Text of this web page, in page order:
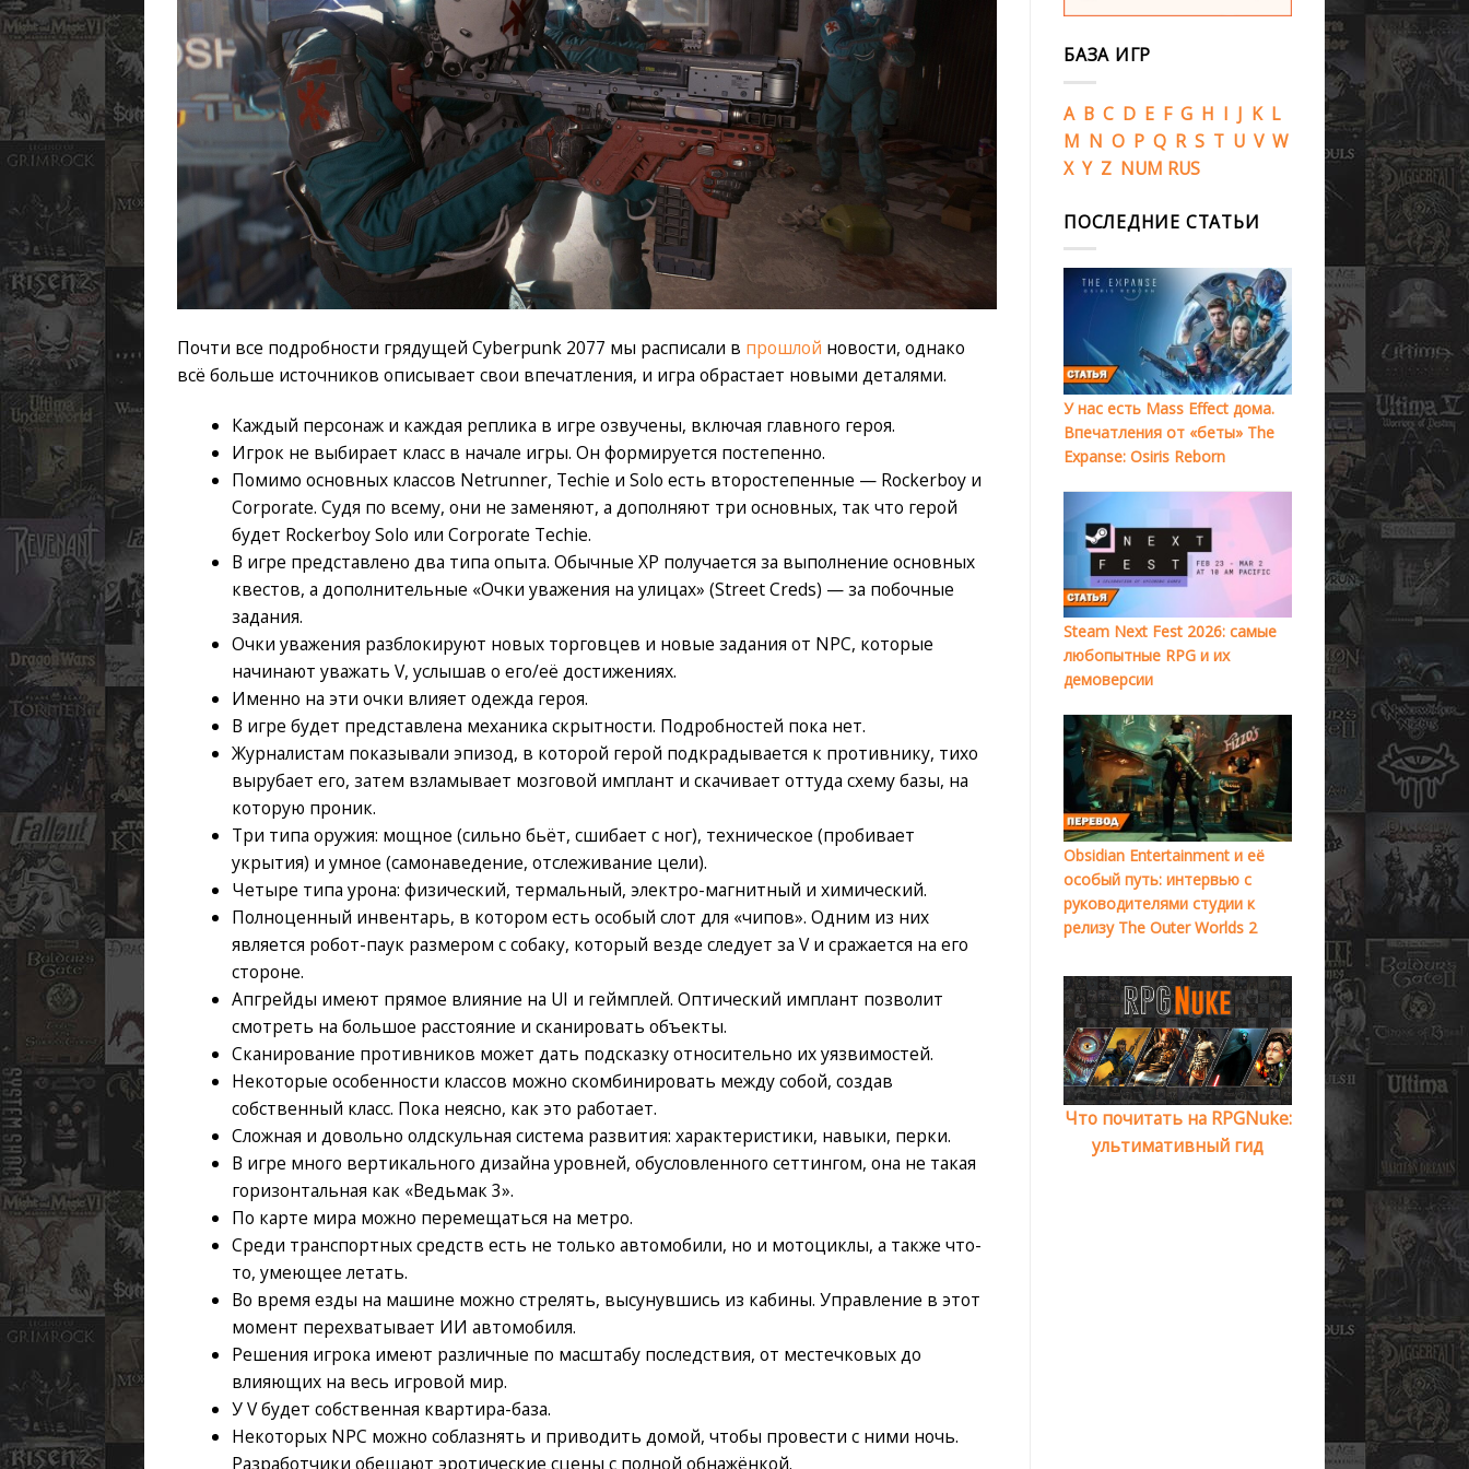
Почти все подробности грядущей Cyberpunk 2077 мы расписали в прошлой новости, однако
всё больше источников описывает свои впечатления, и игра обрастает новыми деталями.
Каждый персонаж и каждая реплика в игре озвучены, включая главного героя.
Игрок не выбирает класс в начале игры. Он формируется постепенно.
Помимо основных классов Netrunner, Techie и Solo есть второстепенные — Rockerboy и
Corporate. Судя по всему, они не заменяют, а дополняют три основных, так что герой
будет Rockerboy Solo или Corporate Techie.
В игре представлено два типа опыта. Обычные XP получается за выполнение основных
квестов, а дополнительные «Очки уважения на улицах» (Street Creds) — за побочные
задания.
Очки уважения разблокируют новых торговцев и новые задания от NPC, которые
начинают уважать V, услышав о его/её достижениях.
Именно на эти очки влияет одежда героя.
В игре будет представлена механика скрытности. Подробностей пока нет.
Журналистам показывали эпизод, в которой герой подкрадывается к противнику, тихо
вырубает его, затем взламывает мозговой имплант и скачивает оттуда схему базы, на
которую проник.
Три типа оружия: мощное (сильно бьёт, сшибает с ног), техническое (пробивает
укрытия) и умное (самонаведение, отслеживание цели).
Четыре типа урона: физический, термальный, электро-магнитный и химический.
Полноценный инвентарь, в котором есть особый слот для «чипов». Одним из них
является робот-паук размером с собаку, который везде следует за V и сражается на его
стороне.
Апгрейды имеют прямое влияние на UI и геймплей. Оптический имплант позволит
смотреть на большое расстояние и сканировать объекты.
Сканирование противников может дать подсказку относительно их уязвимостей.
Некоторые особенности классов можно скомбинировать между собой, создав
собственный класс. Пока неясно, как это работает.
Сложная и довольно олдскульная система развития: характеристики, навыки, перки.
В игре много вертикального дизайна уровней, обусловленного сеттингом, она не такая
горизонтальная как «Ведьмак 3».
По карте мира можно перемещаться на метро.
Среди транспортных средств есть не только автомобили, но и мотоциклы, а также что-
то, умеющее летать.
Во время езды на машине можно стрелять, высунувшись из кабины. Управление в этот
момент перехватывает ИИ автомобиля.
Решения игрока имеют различные по масштабу последствия, от местечковых до
влияющих на весь игровой мир.
У V будет собственная квартира-база.
Некоторых NPC можно соблазнять и приводить домой, чтобы провести с ними ночь.
Разработчики обещают эротические сцены с полной обнажёнкой.
БАЗА ИГР
A B C D E F G H I J K L
M N O P Q R S T U V W
X Y Z NUM RUS
ПОСЛЕДНИЕ СТАТЬИ
У нас есть Mass Effect дома.
Впечатления от «беты» The
Expanse: Osiris Reborn
Steam Next Fest 2026: самые
любопытные RPG и их
демоверсии
Obsidian Entertainment и её
особый путь: интервью с
руководителями студии к
релизу The Outer Worlds 2
Что почитать на RPGNuke:
ультимативный гид